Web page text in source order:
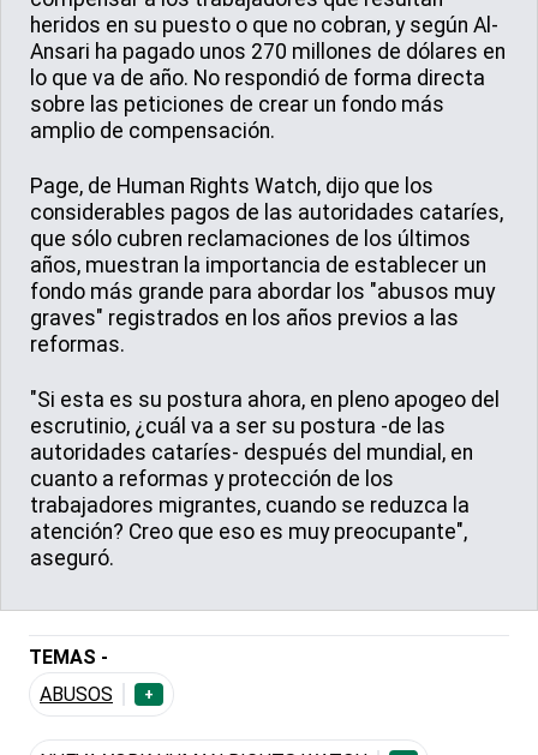
heridos en su puesto o que no cobran, y según Al-
Ansari ha pagado unos 270 millones de dólares en
lo que va de año. No respondió de forma directa
sobre las peticiones de crear un fondo más
amplio de compensación.
Page, de Human Rights Watch, dijo que los
considerables pagos de las autoridades cataríes,
que sólo cubren reclamaciones de los últimos
años, muestran la importancia de establecer un
fondo más grande para abordar los "abusos muy
graves" registrados en los años previos a las
reformas.
"Si esta es su postura ahora, en pleno apogeo del
escrutinio, ¿cuál va a ser su postura -de las
autoridades cataríes- después del mundial, en
cuanto a reformas y protección de los
trabajadores migrantes, cuando se reduzca la
atención? Creo que eso es muy preocupante",
aseguró.
TEMAS -
ABUSOS
+